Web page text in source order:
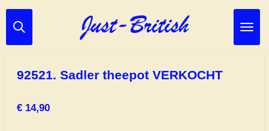
Ga
direct
92521. Sadler theepot VERKOCHT
€ 14,90